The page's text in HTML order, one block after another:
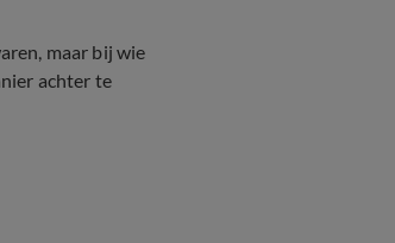
maar bij wie
achter te